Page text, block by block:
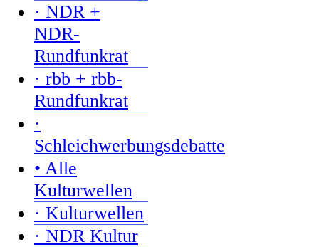
· NDR +
NDR-
Rundfunkrat
· rbb + rbb-
Rundfunkrat
·
Schleichwerbungsdebatte
• Alle
Kulturwellen
· Kulturwellen
· NDR Kultur